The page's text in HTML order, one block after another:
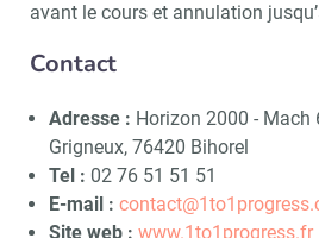
avant le cours et annulation
Contact
Adresse : Horizon 2000 - Mach
Grigneux, 76420 Bihorel
Tel : 02 76 51 51 51
E-mail :
Site web : www.1to1progress.fr
Recevoir